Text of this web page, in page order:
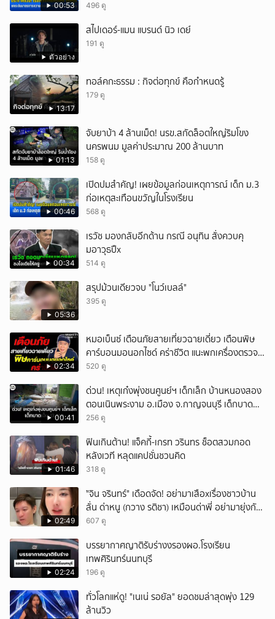
00:53 496 ดู
ตัวอย่าง
สไปเดอร์-แมน แบรนด์ นิว เดย์
191 ดู
13:17
ทอล์คกะธรรม : กิจต่อทุกข์ คือกำหนดรู้
179 ดู
01:13
จับยาบ้า 4 ล้านเม็ด! นรข.สกัดล็อตใหญ่ริมโขง
นครพนม มูลค่าประมาณ 200 ล้านบาท
158 ดู
00:46
เปิดปมสำคัญ! เผยข้อมูลก่อนเหตุการณ์ เด็ก ม.3
ก่อเหตุสะเทือนขวัญในโรงเรียน
568 ดู
00:34
เรวัช มองกลับอีกด้าน กรณี อนุทิน สั่งควบคุ
มอาวุธปืx
514 ดู
05:36
สรุปม้วนเดียวจบ "โนว์เบลล์"
395 ดู
02:34
หมอเบ็นซ์ เตือนภัยสายเที่ยวฉายเดี่ยว เตือนพิษ
คาร์บอนมอนอกไซด์ คร่าชีวิต แนะพกเครื่องตรวจ
วัดติดตัว
520 ดู
00:41
ด่วน! เหตุเก๋งพุ่งชนศูนย์ฯ เด็กเล็ก บ้านหนองสอง
ตอนเนินพระงาม อ.เมือง จ.กาญจนบุรี เด็กบาด
เจ็บ 13 ราย
256 ดู
01:46
ฟินเกินต้าน! แจ็คกี้-เกรท วรินทร ช็อตสวมกอด
หลังเวที หลุดแคปชั่นชวนคิด
318 ดู
02:49
ั่"จิน จรินทร์" เดือดจัด! อย่ามาเสือxเรื่องชาวบ้าน
ลั่น ด่าหนู (กวาง รติชา) เหมือนด่าพี่ อย่ามายุ่งกับ
คนของผม จบ!!!
607 ดู
02:24
บรรยากาศญาติรับร่างงรองผอ.โรงเรียน
เทพศิรินทร์นนทบุรี
196 ดู
ทั่วโลกแห่ดู! "เนเน่ รอยัล" ยอดชมล่าสุดพุ่ง 129
ล้านวิว